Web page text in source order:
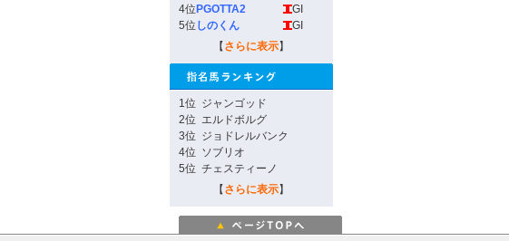
4位 PGOTTA2
GI
5位 しのくん
GI
【 さらに表示】
1位 ジャンゴッド
2位 エルドボルグ
3位 ジョドレルバンク
4位 ソブリオ
5位 チェスティーノ
【 さらに表示】